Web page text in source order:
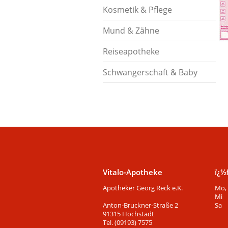
Kosmetik & Pflege
Mund & Zähne
Reiseapotheke
Schwangerschaft & Baby
Vitalo-Apotheke
Apotheker Georg Reck e.K.
Anton-Bruckner-Straße 2
91315 Höchstadt
Tel. (09193) 7575
Mo,
Mi
Sa